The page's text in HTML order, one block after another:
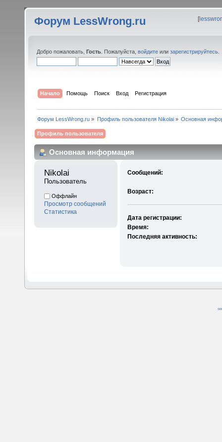
Форум LessWrong.ru [
Добро пожаловать, Гость . Пожалуйста, войдите или зарегистрируйтесь
Начало Помощь Поиск Вход Регистрация
Форум LessWrong.ru » Профиль пользователя Nikolai» Основная
Профиль пользователя
Основная информация
Nikolai
Пользователь
Оффлайн
Просмотр сообщений
Статистика
Сообщений:
Возраст:
Дата регистрации:
Время:
Последняя активность: